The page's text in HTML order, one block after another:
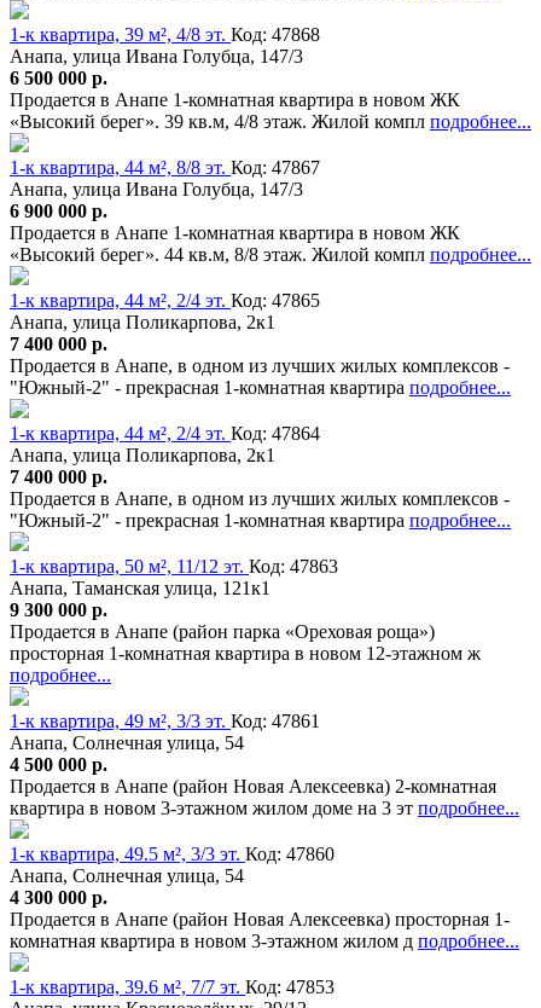
1-к квартира, 39 м², 4/8 эт. Код: 47868
Анапа, улица Ивана Голубца, 147/3
6 500 000 р.
Продается в Анапе 1-комнатная квартира в новом ЖК
«Высокий берег». 39 кв.м, 4/8 этаж. Жилой компл подробнее...
1-к квартира, 44 м², 8/8 эт. Код: 47867
Анапа, улица Ивана Голубца, 147/3
6 900 000 р.
Продается в Анапе 1-комнатная квартира в новом ЖК
«Высокий берег». 44 кв.м, 8/8 этаж. Жилой компл подробнее...
1-к квартира, 44 м², 2/4 эт. Код: 47865
Анапа, улица Поликарпова, 2к1
7 400 000 р.
Продается в Анапе, в одном из лучших жилых комплексов -
"Южный-2" - прекрасная 1-комнатная квартира подробнее...
1-к квартира, 44 м², 2/4 эт. Код: 47864
Анапа, улица Поликарпова, 2к1
7 400 000 р.
Продается в Анапе, в одном из лучших жилых комплексов -
"Южный-2" - прекрасная 1-комнатная квартира подробнее...
1-к квартира, 50 м², 11/12 эт. Код: 47863
Анапа, Таманская улица, 121к1
9 300 000 р.
Продается в Анапе (район парка «Ореховая роща»)
просторная 1-комнатная квартира в новом 12-этажном ж
подробнее...
1-к квартира, 49 м², 3/3 эт. Код: 47861
Анапа, Солнечная улица, 54
4 500 000 р.
Продается в Анапе (район Новая Алексеевка) 2-комнатная
квартира в новом 3-этажном жилом доме на 3 эт подробнее...
1-к квартира, 49.5 м², 3/3 эт. Код: 47860
Анапа, Солнечная улица, 54
4 300 000 р.
Продается в Анапе (район Новая Алексеевка) просторная 1-
комнатная квартира в новом 3-этажном жилом д подробнее...
1-к квартира, 39.6 м², 7/7 эт. Код: 47853